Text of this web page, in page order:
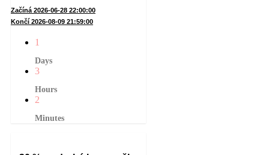
Začíná 2026-06-28 22:00:00
Končí 2026-08-09 21:59:00
1
Days
3
Hours
2
Minutes